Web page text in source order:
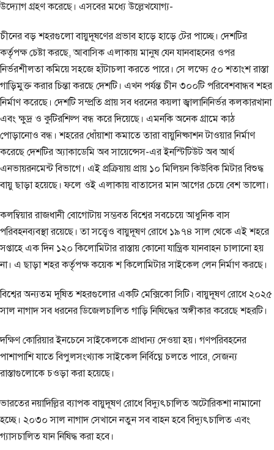
উদ্যোগ গ্রহণ করেছে। এসবের মধ্যে উল্লেখযোগ্য-
চীনের বড় শহরগুলো বায়ুদূষণের প্রভাব হাড়ে হাড়ে টের পাচ্ছে। দেশটির
কর্তৃপক্ষ চেষ্টা করছে, আবাসিক এলাকায় মানুষ যেন যানবাহনের ওপর
নির্ভরশীলতা কমিয়ে সহজে হাঁটাচলা করতে পারে। সে লক্ষ্যে ৫০ শতাংশ রাস্তা
গাড়িমুক্ত করার চিন্তা করছে দেশটি। এখন পর্যন্ত চীন ৩০০টি পরিবেশবান্ধব শহর
নির্মাণ করেছে। দেশটি সম্প্রতি প্রায় সব ধরনের কয়লা জ্বালানিনির্ভর কলকারখানা
এবং ক্ষুদ্র ও কুটিরশিল্প বন্ধ করে দিয়েছে। এমনকি অনেক গ্রামে কাঠ
পোড়ানোও বন্ধ। শহরের ধোঁয়াশা কমাতে তারা বায়ুনিষ্কাশন টাওয়ার নির্মাণ
করেছে দেশটির অ্যাকাডেমি অব সায়েন্সেস-এর ইনস্টিটিউট অব আর্থ
এনভায়রনমেন্ট বিভাগে। এই প্রক্রিয়ায় প্রায় ১০ মিলিয়ন কিউবিক মিটার বিশুদ্ধ
বায়ু ছাড়া হয়েছে। ফলে ওই এলাকায় বাতাসের মান আগের চেয়ে বেশ ভালো।
কলম্বিয়ার রাজধানী বোগোটায় সম্ভবত বিশ্বের সবচেয়ে আধুনিক বাস
পরিবহনব্যবস্থা রয়েছে। তা সত্ত্বেও বায়ুদূষণ রোধে ১৯৭৪ সাল থেকে এই শহরে
সপ্তাহে এক দিন ১২০ কিলোমিটার রাস্তায় কোনো যান্ত্রিক যানবাহন চালানো হয়
না। এ ছাড়া শহর কর্তৃপক্ষ কয়েক শ কিলোমিটার সাইকেল লেন নির্মাণ করছে।
বিশ্বের অন্যতম দূষিত শহরগুলোর একটি মেক্সিকো সিটি। বায়ুদূষণ রোধে ২০২৫
সাল নাগাদ সব ধরনের ডিজেলচালিত গাড়ি নিষিদ্ধের অঙ্গীকার করেছে শহরটি।
দক্ষিণ কোরিয়ার ইনচেনে সাইকেলকে প্রাধান্য দেওয়া হয়। গণপরিবহনের
পাশাপাশি যাতে বিপুলসংখ্যাক সাইকেল নির্বিঘ্নে চলতে পারে, সেজন্য
রাস্তাগুলোকে চওড়া করা হয়েছে।
ভারতের নয়াদিল্লির ব্যাপক বায়ুদূষণ রোধে বিদ্যুৎচালিত অটোরিকশা নামানো
হচ্ছে। ২০৩০ সাল নাগাদ সেখানে নতুন সব বাহন হবে বিদ্যুৎচালিত এবং
গ্যাসচালিত যান নিষিদ্ধ করা হবে।